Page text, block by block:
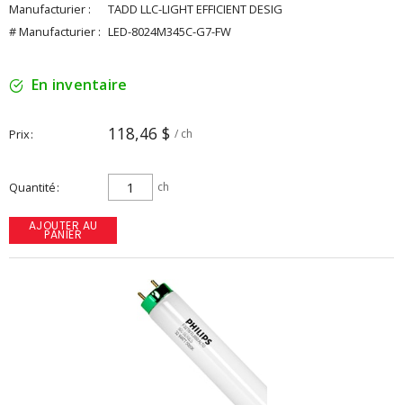
Manufacturier :
TADD LLC-LIGHT EFFICIENT DESIG
# Manufacturier : LED-8024M345C-G7-FW
En inventaire
Prix 118,46 $ / ch
Quantité ch
AJOUTER AU
PANIER